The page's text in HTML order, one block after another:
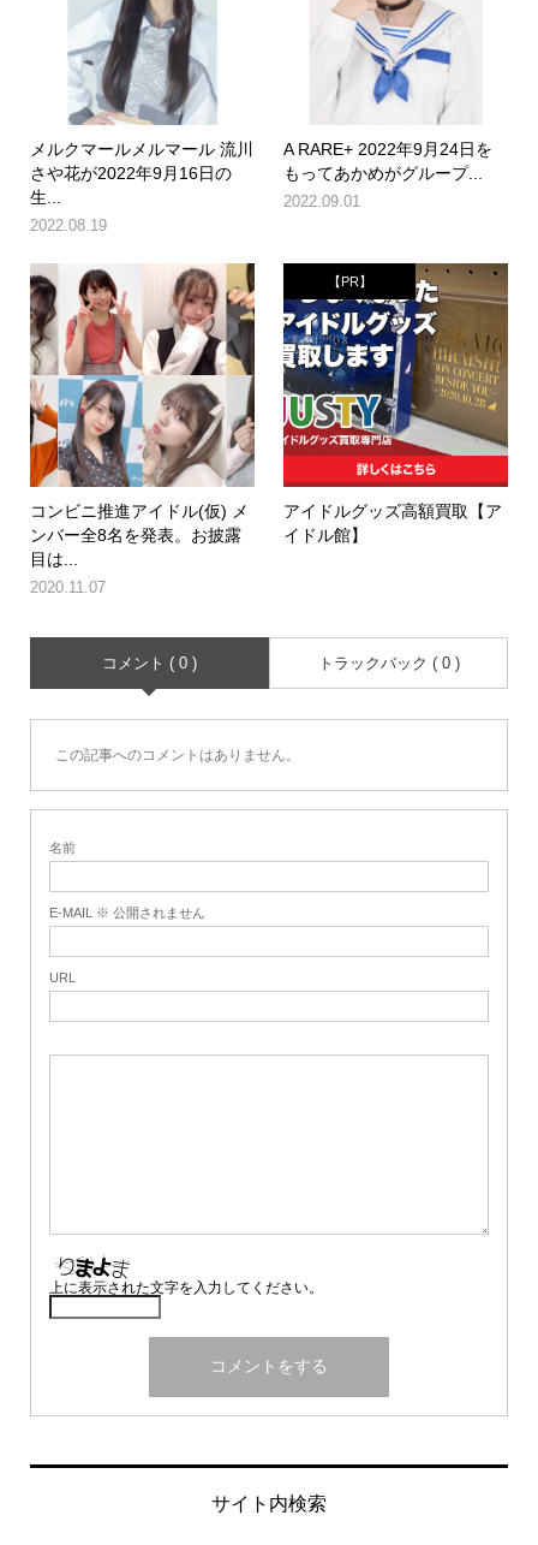
メルクマールメルマール 流川
さや花が2022年9月16日の
生...
2022.08.19
A RARE+ 2022年9月24日を
もってあかめがグループ...
2022.09.01
コンビニ推進アイドル(仮) メ
ンバー全8名を発表。お披露
目は...
2020.11.07
【PR】
アイドルグッズ高額買取【ア
イドル館】
コメント ( 0 ) トラックバック ( 0 )
この記事へのコメントはありません。
名前
E-MAIL ※ 公開されません
URL
上に表示された文字を入力してください。
サイト内検索